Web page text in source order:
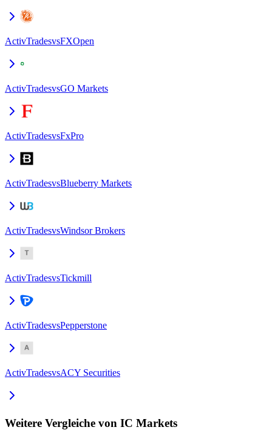
ActivTradesvsFXOpen
ActivTradesvsGO Markets
ActivTradesvsFxPro
ActivTradesvsBlueberry Markets
ActivTradesvsWindsor Brokers
ActivTradesvsTickmill
ActivTradesvsPepperstone
ActivTradesvsACY Securities
Weitere Vergleiche von IC Markets